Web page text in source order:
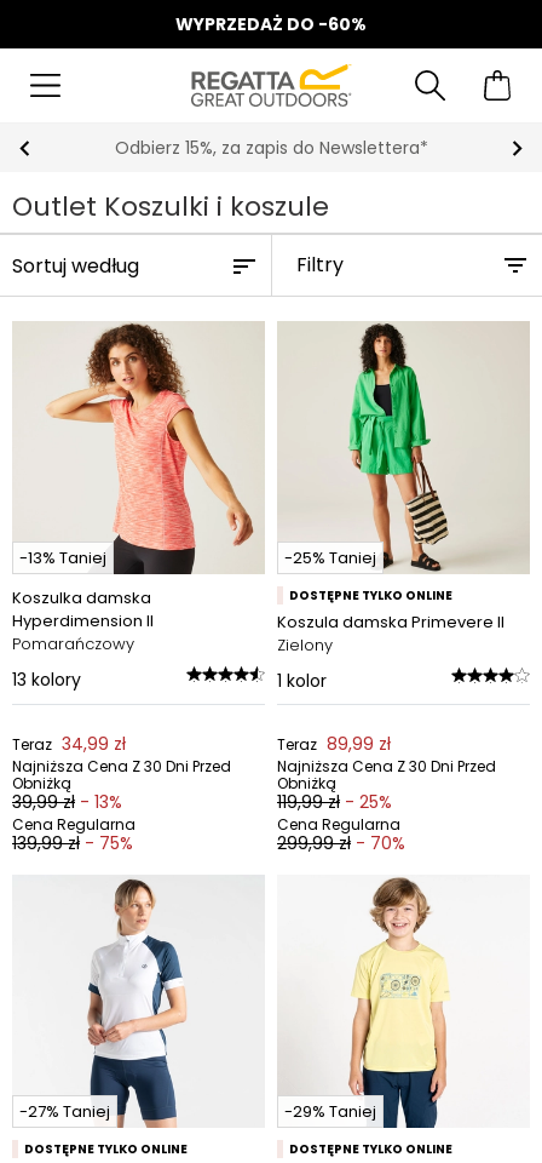
WYPRZEDAŻ DO -60%
Odbierz 15%, za zapis do Newslettera*
Outlet Koszulki i koszule
Filtry
-13% Taniej
Koszulka damska
Hyperdimension II
Pomarańczowy
13 kolory
Teraz 34,99 zł
Najniższa Cena Z 30 Dni Przed
Obniżką
39,99 zł - 13%
Cena Regularna
139,99 zł - 75%
-25% Taniej
DOSTĘPNE TYLKO ONLINE
Koszula damska Primevere II
Zielony
1 kolor
Teraz 89,99 zł
Najniższa Cena Z 30 Dni Przed
Obniżką
119,99 zł - 25%
Cena Regularna
299,99 zł - 70%
-27% Taniej
DOSTĘPNE TYLKO ONLINE
-29% Taniej
DOSTĘPNE TYLKO ONLINE